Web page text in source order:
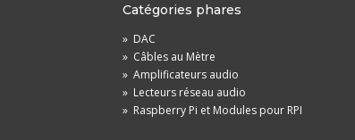
Catégories phares
» DAC
» Câbles au Mètre
» Amplificateurs audio
» Lecteurs réseau audio
» Raspberry Pi et Modules pour RPI